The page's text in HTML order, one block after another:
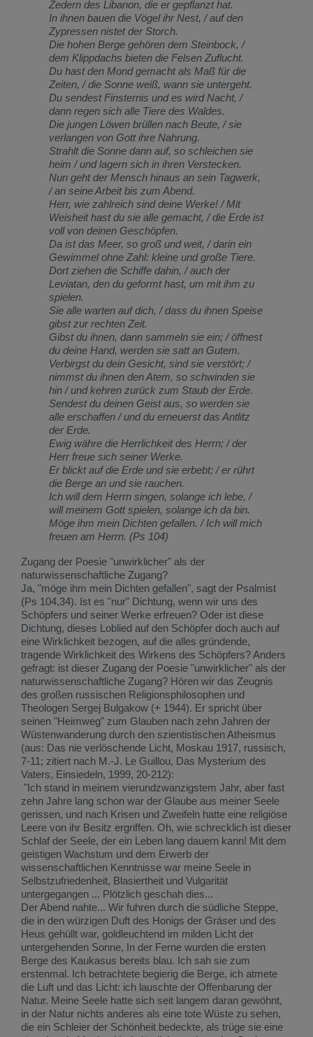
Zedern des Libanon, die er gepflanzt hat.
In ihnen bauen die Vögel ihr Nest, / auf den
Zypressen nistet der Storch.
Die hohen Berge gehören dem Steinbock, /
dem Klippdachs bieten die Felsen Zuflucht.
Du hast den Mond gemacht als Maß für die
Zeiten, / die Sonne weiß, wann sie untergeht.
Du sendest Finsternis und es wird Nacht, /
dann regen sich alle Tiere des Waldes.
Die jungen Löwen brüllen nach Beute, / sie
verlangen von Gott ihre Nahrung.
Strahlt die Sonne dann auf, so schleichen sie
heim / und lagern sich in ihren Verstecken.
Nun geht der Mensch hinaus an sein Tagwerk,
/ an seine Arbeit bis zum Abend.
Herr, wie zahlreich sind deine Werke! / Mit
Weisheit hast du sie alle gemacht, / die Erde ist
voll von deinen Geschöpfen.
Da ist das Meer, so groß und weit, / darin ein
Gewimmel ohne Zahl: kleine und große Tiere.
Dort ziehen die Schiffe dahin, / auch der
Leviatan, den du geformt hast, um mit ihm zu
spielen.
Sie alle warten auf dich, / dass du ihnen Speise
gibst zur rechten Zeit.
Gibst du ihnen, dann sammeln sie ein; / öffnest
du deine Hand, werden sie satt an Gutem.
Verbirgst du dein Gesicht, sind sie verstört; /
nimmst du ihnen den Atem, so schwinden sie
hin / und kehren zurück zum Staub der Erde.
Sendest du deinen Geist aus, so werden sie
alle erschaffen / und du erneuerst das Antlitz
der Erde.
Ewig währe die Herrlichkeit des Herrn; / der
Herr freue sich seiner Werke.
Er blickt auf die Erde und sie erbebt; / er rührt
die Berge an und sie rauchen.
Ich will dem Herrn singen, solange ich lebe, /
will meinem Gott spielen, solange ich da bin.
Möge ihm mein Dichten gefallen. / Ich will mich
freuen am Herrn. (Ps 104)
Zugang der Poesie "unwirklicher" als der
naturwissenschaftliche Zugang?
Ja, "möge ihm mein Dichten gefallen", sagt der Psalmist
(Ps 104,34). Ist es "nur" Dichtung, wenn wir uns des
Schöpfers und seiner Werke erfreuen? Oder ist diese
Dichtung, dieses Loblied auf den Schöpfer doch auch auf
eine Wirklichkeit bezogen, auf die alles gründende,
tragende Wirklichkeit des Wirkens des Schöpfers? Anders
gefragt: ist dieser Zugang der Poesie "unwirklicher" als der
naturwissenschaftliche Zugang? Hören wir das Zeugnis
des großen russischen Religionsphilosophen und
Theologen Sergej Bulgakow (+ 1944). Er spricht über
seinen "Heimweg" zum Glauben nach zehn Jahren der
Wüstenwanderung durch den szientistischen Atheismus
(aus: Das nie verlöschende Licht, Moskau 1917, russisch,
7-11; zitiert nach M.-J. Le Guillou, Das Mysterium des
Vaters, Einsiedeln, 1999, 20-212):
"Ich stand in meinem vierundzwanzigstem Jahr, aber fast
zehn Jahre lang schon war der Glaube aus meiner Seele
gerissen, und nach Krisen und Zweifeln hatte eine religiöse
Leere von ihr Besitz ergriffen. Oh, wie schrecklich ist dieser
Schlaf der Seele, der ein Leben lang dauern kann! Mit dem
geistigen Wachstum und dem Erwerb der
wissenschaftlichen Kenntnisse war meine Seele in
Selbstzufriedenheit, Blasiertheit und Vulgarität
untergegangen ... Plötzlich geschah dies...
Der Abend nahte... Wir fuhren durch die südliche Steppe,
die in den würzigen Duft des Honigs der Gräser und des
Heus gehüllt war, goldleuchtend im milden Licht der
untergehenden Sonne, In der Ferne wurden die ersten
Berge des Kaukasus bereits blau. Ich sah sie zum
erstenmal. Ich betrachtete begierig die Berge, ich atmete
die Luft und das Licht: ich lauschte der Offenbarung der
Natur. Meine Seele hatte sich seit langem daran gewöhnt,
in der Natur nichts anderes als eine tote Wüste zu sehen,
die ein Schleier der Schönheit bedeckte, als trüge sie eine